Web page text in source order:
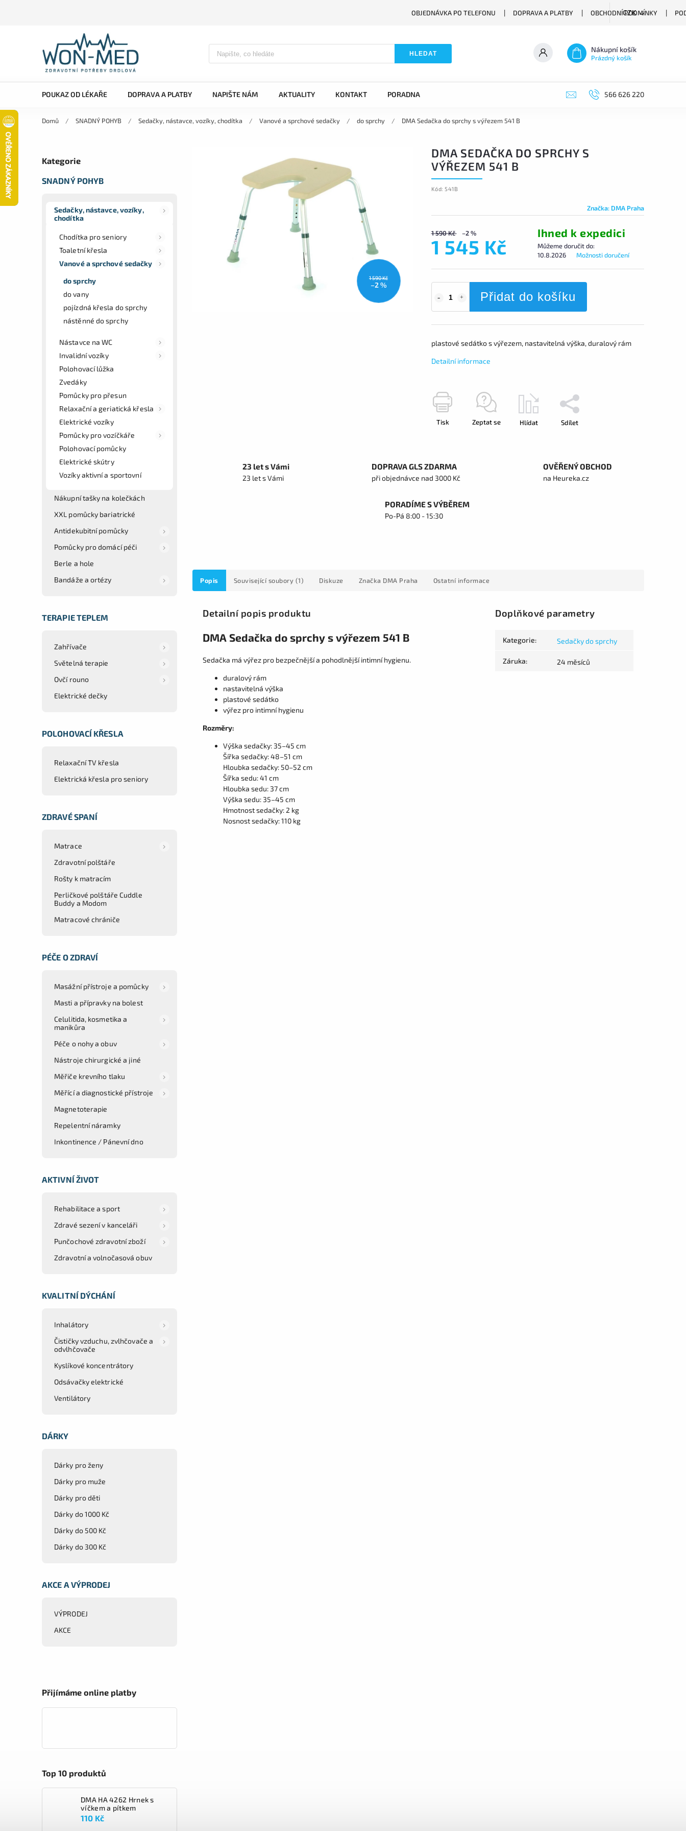
OBJEDNÁVKA PO TELEFONU DOPRAVA A PLATBY OBCHODNÍ PODMÍNKY
CZK
HLEDAT Nákupní košík
Prázdný košík
POUKAZ OD LÉKAŘE DOPRAVA A PLATBY NAPIŠTE NÁM AKTUALITY KONTAKT PORADNA 566 626 220
Domů / SNADNÝ POHYB / Sedačky, nástavce, vozíky, chodítka / Vanové a sprchové sedačky / do sprchy / DMA Sedačka do sprchy s výřezem 541 B
Kategorie
SNADNÝ POHYB
Sedačky, nástavce, vozíky,
chodítka
Chodítka pro seniory
Toaletní křesla
Vanové a sprchové sedačky
do sprchy
do vany
pojízdná křesla do sprchy
nástěnné do sprchy
Nástavce na WC
Invalidní vozíky
Polohovací lůžka
Zvedáky
Pomůcky pro přesun
Relaxační a geriatická křesla
Elektrické vozíky
Pomůcky pro vozíčkáře
Polohovací pomůcky
Elektrické skútry
Vozíky aktivní a sportovní
Nákupní tašky na kolečkách
XXL pomůcky bariatrické
Antidekubitní pomůcky
Pomůcky pro domácí péči
Berle a hole
Bandáže a ortézy
TERAPIE TEPLEM
Zahřívače
Světelná terapie
Ovčí rouno
Elektrické dečky
POLOHOVACÍ KŘESLA
Relaxační TV křesla
Elektrická křesla pro seniory
ZDRAVÉ SPANÍ
Matrace
Zdravotní polštáře
Rošty k matracím
Perličkové polštáře Cuddle
Buddy a Modom
Matracové chrániče
PÉČE O ZDRAVÍ
Masážní přístroje a pomůcky
Masti a přípravky na bolest
Celulitida, kosmetika a
manikůra
Péče o nohy a obuv
Nástroje chirurgické a jiné
Měřiče krevního tlaku
Měřící a diagnostické přístroje
Magnetoterapie
Repelentní náramky
Inkontinence / Pánevní dno
AKTIVNÍ ŽIVOT
Rehabilitace a sport
Zdravé sezení v kanceláři
Punčochové zdravotní zboží
Zdravotní a volnočasová obuv
KVALITNÍ DÝCHÁNÍ
Inhalátory
Čističky vzduchu, zvlhčovače a
odvlhčovače
Kyslíkové koncentrátory
Odsávačky elektrické
Ventilátory
DÁRKY
Dárky pro ženy
Dárky pro muže
Dárky pro děti
Dárky do 1000 Kč
Dárky do 500 Kč
Dárky do 300 Kč
AKCE A VÝPRODEJ
VÝPRODEJ
AKCE
Přijímáme online platby
Top 10 produktů
DMA HA 4262 Hrnek s
víčkem a pítkem
110 Kč
1 590 Kč
–2 %
DMA SEDAČKA DO SPRCHY S
VÝŘEZEM 541 B
Kód: 541B
Značka: DMA Praha
1 590 Kč –2 %
1 545 Kč
Ihned k expedici
Můžeme doručit do:
10.8.2026
Možnosti doručení
Přidat do košíku
plastové sedátko s výřezem, nastavitelná výška, duralový rám
Detailní informace
Tisk Zeptat se Hlídat Sdílet
23 let s Vámi
23 let s Vámi
DOPRAVA GLS ZDARMA
při objednávce nad 3000 Kč
OVĚŘENÝ OBCHOD
na Heureka.cz
PORADÍME S VÝBĚREM
Po-Pá 8:00 - 15:30
Popis Související soubory (1) Diskuze Značka DMA Praha Ostatní informace
Detailní popis produktu
DMA Sedačka do sprchy s výřezem 541 B
Sedačka má výřez pro bezpečnější a pohodlnější intimní hygienu.
duralový rám
nastavitelná výška
plastové sedátko
výřez pro intimní hygienu
Rozměry:
Výška sedačky: 35–45 cm
Šířka sedačky: 48–51 cm
Hloubka sedačky: 50–52 cm
Šířka sedu: 41 cm
Hloubka sedu: 37 cm
Výška sedu: 35–45 cm
Hmotnost sedačky: 2 kg
Nosnost sedačky: 110 kg
Doplňkové parametry
Kategorie: Sedačky do sprchy
Záruka: 24 měsíců